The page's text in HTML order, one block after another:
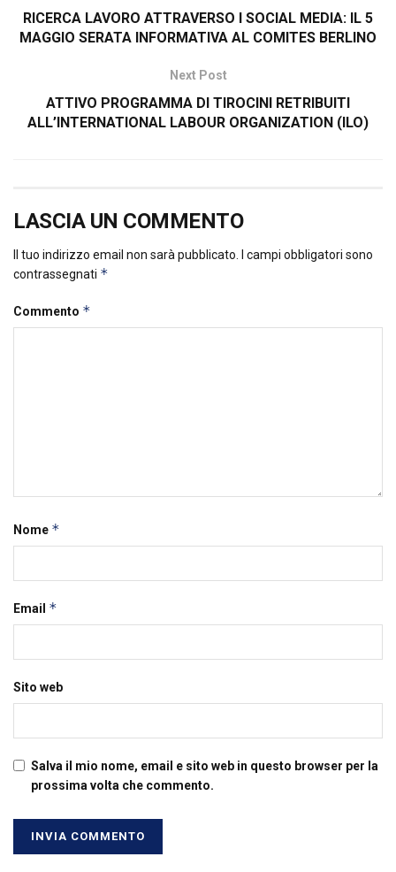
RICERCA LAVORO ATTRAVERSO I SOCIAL MEDIA: IL 5
MAGGIO SERATA INFORMATIVA AL COMITES BERLINO
Next Post
ATTIVO PROGRAMMA DI TIROCINI RETRIBUITI
ALL’INTERNATIONAL LABOUR ORGANIZATION (ILO)
LASCIA UN COMMENTO
Il tuo indirizzo email non sarà pubblicato. I campi obbligatori sono
contrassegnati *
Commento *
Nome *
Email *
Sito web
Salva il mio nome, email e sito web in questo browser per la
prossima volta che commento.